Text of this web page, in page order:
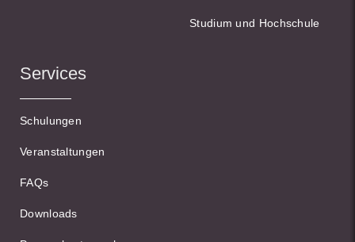
Studium und Hochschule
Services
Schulungen
Veranstaltungen
FAQs
Downloads